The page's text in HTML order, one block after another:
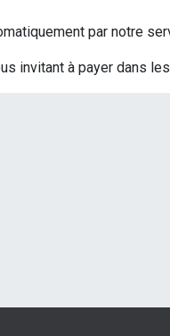
par notre
invitant à payer dans